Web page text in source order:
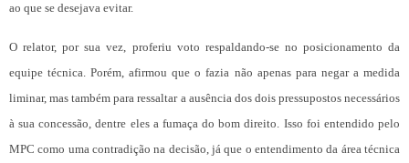
ao que se desejava evitar.
O relator, por sua vez, proferiu voto respaldando-se no posicionamento da
equipe técnica. Porém, afirmou que o fazia não apenas para negar a medida
liminar, mas também para ressaltar a ausência dos dois pressupostos necessários
à sua concessão, dentre eles a fumaça do bom direito. Isso foi entendido pelo
MPC como uma contradição na decisão, já que o entendimento da área técnica